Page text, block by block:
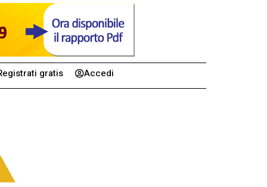
gratis Accedi